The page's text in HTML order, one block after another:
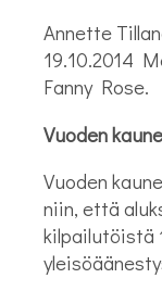
Annette
19.10.2014
Fanny Rose.
Vuoden
Vuoden
niin, että
kilpailutöistä